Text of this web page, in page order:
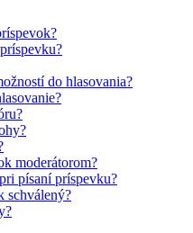
do hlasovania?
moderátorom?
písaní príspevku?
schválený?